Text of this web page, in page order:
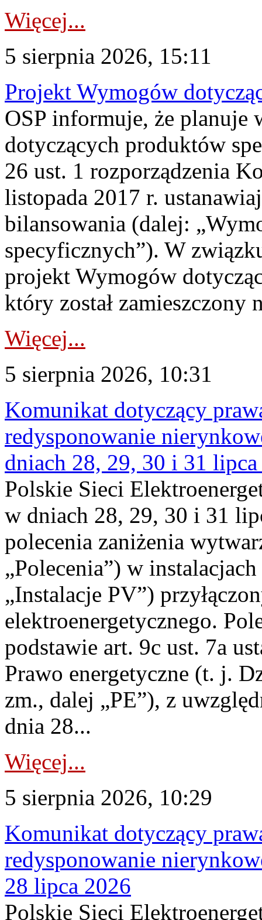
Więcej...
5 sierpnia 2026, 15:11
Projekt Wymogów
OSP informuje, że planuje
dotyczących produktów
26 ust. 1 rozporządzenia
listopada 2017 r.
bilansowania (dalej:
specyficznych”). W
projekt Wymogów
który został zamieszczony
Więcej...
5 sierpnia 2026, 10:31
Komunikat dotyczący
redysponowanie
dniach 28, 29, 30 i 31
Polskie Sieci
w dniach 28, 29, 30 i 31
polecenia zaniżenia
„Polecenia”) w
„Instalacje PV”)
elektroenergetycznego.
podstawie art. 9c ust. 7a
Prawo energetyczne (t. j.
zm., dalej „PE”), z
dnia 28...
Więcej...
5 sierpnia 2026, 10:29
Komunikat dotyczący
redysponowanie
28 lipca 2026
Polskie Sieci